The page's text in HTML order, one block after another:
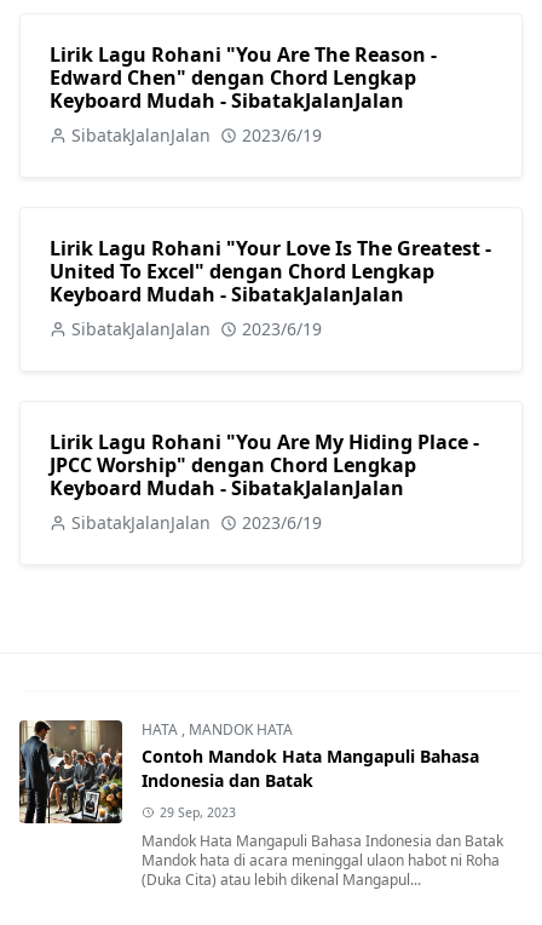
Lirik Lagu Rohani "You Are The Reason -
Edward Chen" dengan Chord Lengkap
Keyboard Mudah - SibatakJalanJalan
SibatakJalanJalan 2023/6/19
Lirik Lagu Rohani "Your Love Is The Greatest -
United To Excel" dengan Chord Lengkap
Keyboard Mudah - SibatakJalanJalan
SibatakJalanJalan 2023/6/19
Lirik Lagu Rohani "You Are My Hiding Place -
JPCC Worship" dengan Chord Lengkap
Keyboard Mudah - SibatakJalanJalan
SibatakJalanJalan 2023/6/19
HATA , MANDOK HATA
Contoh Mandok Hata Mangapuli Bahasa
Indonesia dan Batak
29 Sep, 2023
Mandok Hata Mangapuli Bahasa Indonesia dan Batak
Mandok hata di acara meninggal ulaon habot ni Roha
(Duka Cita) atau lebih dikenal Mangapul...